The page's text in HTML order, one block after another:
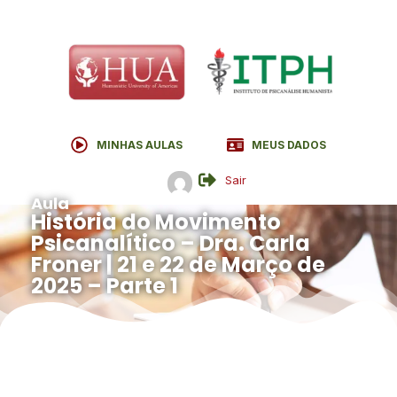
MINHAS AULAS MEUS DADOS
Sair
Aula
História do Movimento
Psicanalítico – Dra. Carla
Froner | 21 e 22 de Março de
2025 – Parte 1